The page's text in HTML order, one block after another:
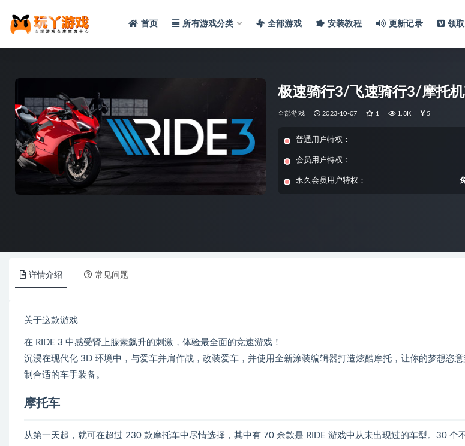
首页 所有游戏分类 全部游戏 安装教程 更新记录 领
极速骑行3/飞速骑行3/摩托
全部游戏 2023-10-07 1 1.8K 5
普通用户特权：
会员用户特权：
永久会员用户特权：
详情介绍 常见问题
关于这款游戏
在 RIDE 3 中感受肾上腺素飙升的刺激，体验最全面的竞速游戏！
沉浸在现代化 3D 环境中，与爱车并肩作战，改装爱车，并使用全新涂装编辑器打造炫酷摩托，让你的梦想恣
制合适的车手装备。
摩托车
从第一天起，就可在超过 230 款摩托车中尽情选择，其中有 70 余款是 RIDE 游戏中从未出现过的车型。30 个